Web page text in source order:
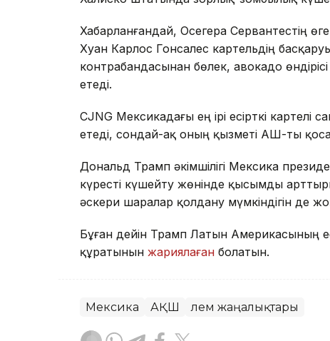
Хабарланғандай, Осегера Сервантестің
Хуан Карлос Гонсалес картельдің
контрабандасынан бөлек, авокадо
етеді.
CJNG Мексикадағы ең ірі есірткі
етеді, сондай-ақ оның қызметі АҚШ-ты
Дональд Трамп әкімшілігі Мексика
күресті күшейту жөнінде қысымды
әскери шаралар қолдану мүмкіндігін де
Бұған дейін Трамп Латын Америкасының
құратынын жариялаған болатын.
Мексика АҚШ Әлем жаңалықтары